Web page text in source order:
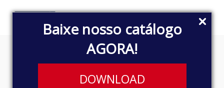
Baixe nosso catálogo
AGORA!
DOWNLOAD
SENSOR ELETRÔNICO